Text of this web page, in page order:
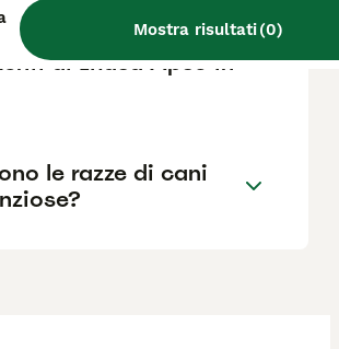
Mostra risultati(0)
trovare
di Lhasa Apso in
le razze di cani